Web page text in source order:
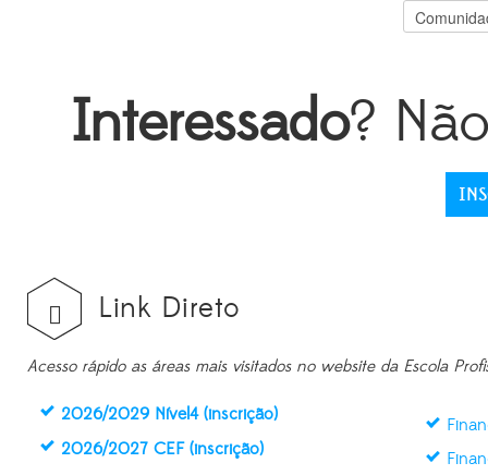
Interessado?
Link Direto
Acesso rápido as áreas mais visitados no website da Escola
2026/2029 Nível4 (inscrição)
2026/2027 CEF (inscrição)